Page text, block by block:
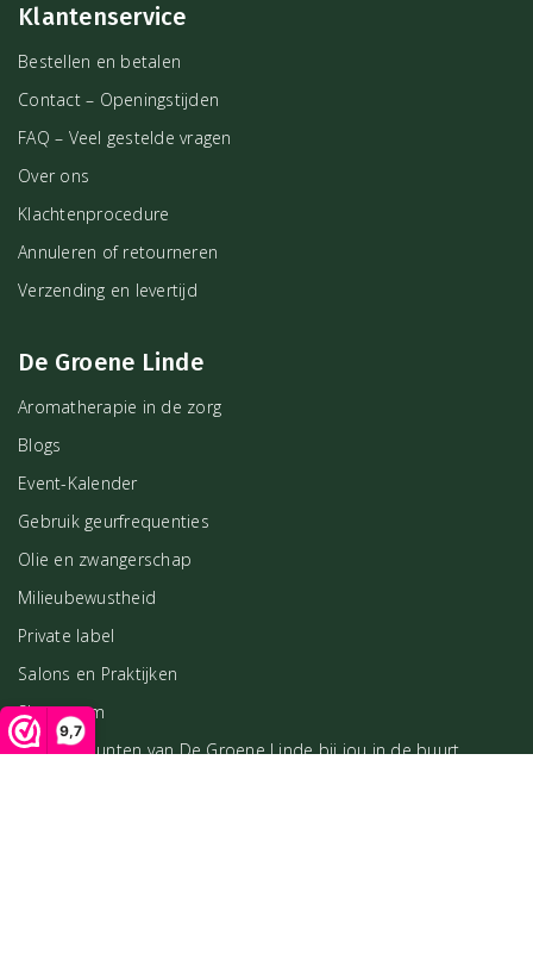
9,7
Klantenservice
Bestellen en betalen
Contact – Openingstijden
FAQ – Veel gestelde vragen
Over ons
Klachtenprocedure
Annuleren of retourneren
Verzending en levertijd
De Groene Linde
Aromatherapie in de zorg
Blogs
Event-Kalender
Gebruik geurfrequenties
Olie en zwangerschap
Milieubewustheid
Private label
Salons en Praktijken
Showroom
Verkooppunten van De Groene Linde bij jou in de buurt